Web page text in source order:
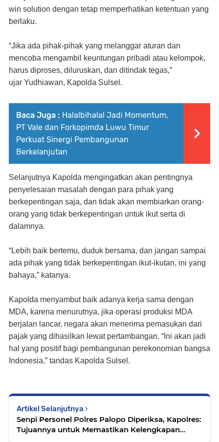
win solution dengan tetap memperhatikan ketentuan yang
berlaku.
“Jika ada pihak-pihak yang melanggar aturan dan
mencoba mengambil keuntungan pribadi atau kelompok,
harus diproses, diluruskan, dan ditindak tegas,”
ujar Yudhiawan, Kapolda Sulsel .
Baca Juga : Halalbihalal Jadi Momentum,
PT Vale dan Forkopimda Luwu Timur
Perkuat Sinergi Pembangunan
Berkelanjutan
Selanjutnya Kapolda mengingatkan akan pentingnya
penyelesaian masalah dengan para pihak yang
berkepentingan saja, dan tidak akan membiarkan orang-
orang yang tidak berkepentingan untuk ikut serta di
dalamnya.
“Lebih baik bertemu, duduk bersama, dan jangan sampai
ada pihak yang tidak berkepentingan ikut-ikutan, ini yang
bahaya,” katanya.
Kapolda menyambut baik adanya kerja sama dengan
MDA, karena menurutnya, jika operasi produksi MDA
berjalan lancar, negara akan menerima pemasukan dari
pajak yang dihasilkan lewat pertambangan. “Ini akan jadi
hal yang positif bagi pembangunan perekonomian bangsa
Indonesia,” tandas Kapolda Sulsel.
Artikel Selanjutnya
Senpi Personel Polres Palopo Diperiksa, Kapolres:
Tujuannya untuk Memastikan Kelengkapan